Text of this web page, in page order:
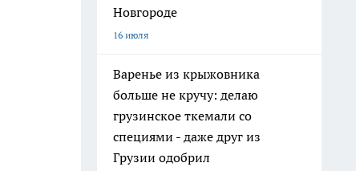
Новгороде
16 июля
Варенье из крыжовника
больше не кручу: делаю
грузинское ткемали со
специями - даже друг из
Грузии одобрил